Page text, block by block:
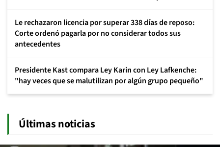
Le rechazaron licencia por superar 338 días de reposo:
Corte ordenó pagarla por no considerar todos sus
antecedentes
Presidente Kast compara Ley Karin con Ley Lafkenche:
"hay veces que se malutilizan por algún grupo pequeño"
Últimas noticias